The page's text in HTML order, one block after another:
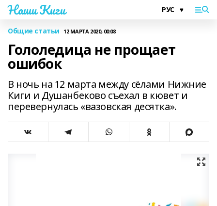
Наши Киги
Общие статьи 12 МАРТА 2020, 00:08
Гололедица не прощает
ошибок
В ночь на 12 марта между сёлами Нижние
Киги и Душанбеково съехал в кювет и
перевернулась «вазовская десятка».